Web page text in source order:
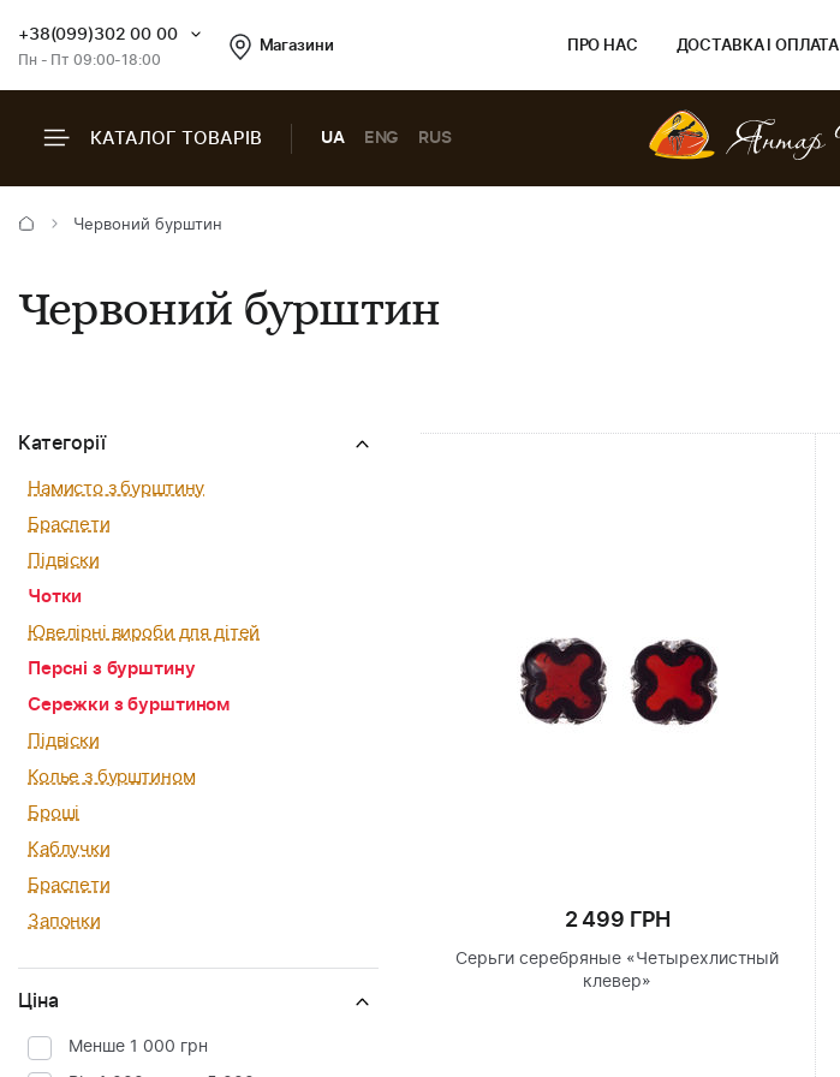
+38(099)302 00 00
Пн - Пт 09:00-18:00
Магазини ПРО НАС ДОСТАВКА І ОПЛАТА
КАТАЛОГ ТОВАРІВ UA ENG RUS
Червоний бурштин
Червоний бурштин
Категорії
Намисто з бурштину
Браслети
Підвіски
Чотки
Ювелірні вироби для дітей
Персні з бурштину
Сережки з бурштином
Підвіски
Колье з бурштином
Броші
Каблучки
Браслети
Запонки
Ціна
Менше 1 000 грн
2 499 ГРН
Серьги серебряные «Четырехлистный
клевер»